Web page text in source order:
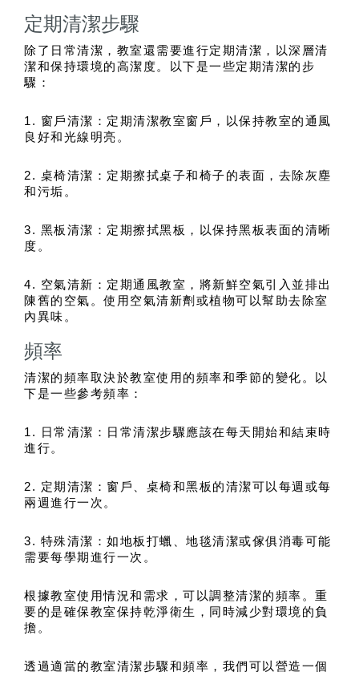
定期清潔步驟
除了日常清潔，教室還需要進行定期清潔，以深層清
潔和保持環境的高潔度。以下是一些定期清潔的步
驟：
1. 窗戶清潔：定期清潔教室窗戶，以保持教室的通風
良好和光線明亮。
2. 桌椅清潔：定期擦拭桌子和椅子的表面，去除灰塵
和污垢。
3. 黑板清潔：定期擦拭黑板，以保持黑板表面的清晰
度。
4. 空氣清新：定期通風教室，將新鮮空氣引入並排出
陳舊的空氣。使用空氣清新劑或植物可以幫助去除室
內異味。
頻率
清潔的頻率取決於教室使用的頻率和季節的變化。以
下是一些參考頻率：
1. 日常清潔：日常清潔步驟應該在每天開始和結束時
進行。
2. 定期清潔：窗戶、桌椅和黑板的清潔可以每週或每
兩週進行一次。
3. 特殊清潔：如地板打蠟、地毯清潔或傢俱消毒可能
需要每學期進行一次。
根據教室使用情況和需求，可以調整清潔的頻率。重
要的是確保教室保持乾淨衛生，同時減少對環境的負
擔。
透過適當的教室清潔步驟和頻率，我們可以營造一個